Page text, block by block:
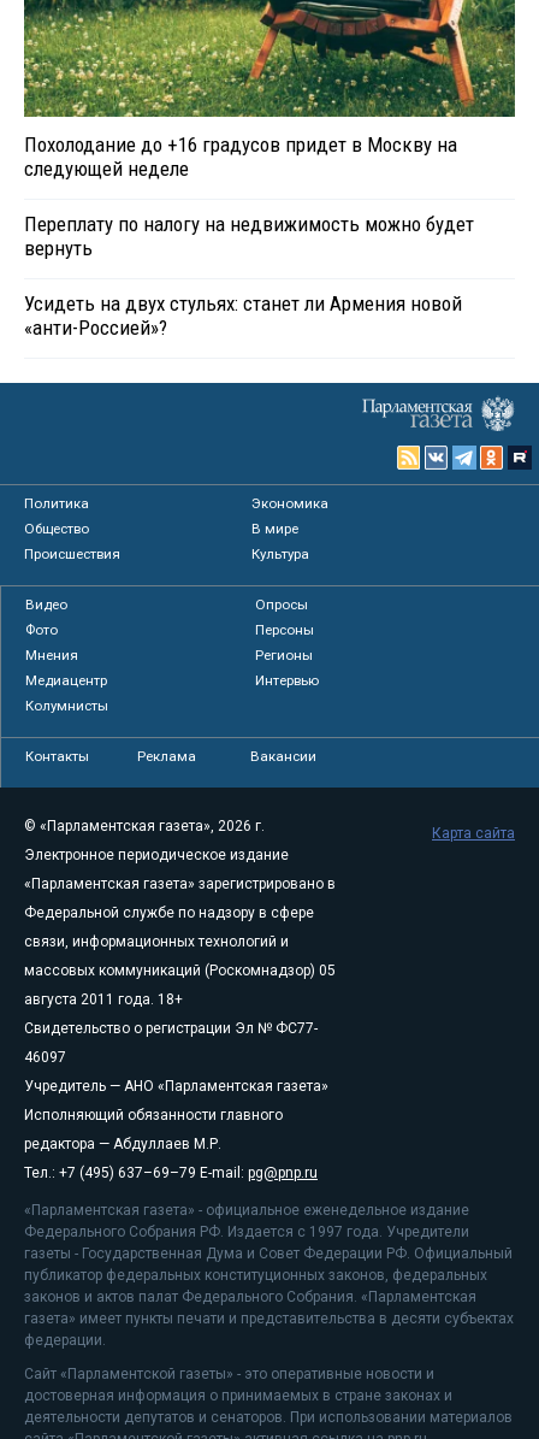
Похолодание до +16 градусов придет в Москву на
следующей неделе
Переплату по налогу на недвижимость можно будет
вернуть
Усидеть на двух стульях: станет ли Армения новой
«анти-Россией»?
Политика
Экономика
Общество
В мире
Происшествия
Культура
Видео
Опросы
Фото
Персоны
Мнения
Регионы
Медиацентр
Интервью
Колумнисты
Контакты Реклама Вакансии
© «Парламентская газета», 2026 г.
Электронное периодическое издание
«Парламентская газета» зарегистрировано в
Федеральной службе по надзору в сфере
связи, информационных технологий и
массовых коммуникаций (Роскомнадзор) 05
августа 2011 года. 18+
Свидетельство о регистрации Эл № ФС77-
46097
Учредитель — АНО «Парламентская газета»
Исполняющий обязанности главного
редактора — Абдуллаев М.Р.
Тел.: +7 (495) 637–69–79 E-mail: pg@pnp.ru
«Парламентская газета» - официальное еженедельное издание
Федерального Собрания РФ. Издается с 1997 года. Учредители
газеты - Государственная Дума и Совет Федерации РФ. Официальный
публикатор федеральных конституционных законов, федеральных
законов и актов палат Федерального Собрания. «Парламентская
газета» имеет пункты печати и представительства в десяти субъектах
федерации.
Сайт «Парламентской газеты» - это оперативные новости и
достоверная информация о принимаемых в стране законах и
деятельности депутатов и сенаторов. При использовании материалов
Карта сайта